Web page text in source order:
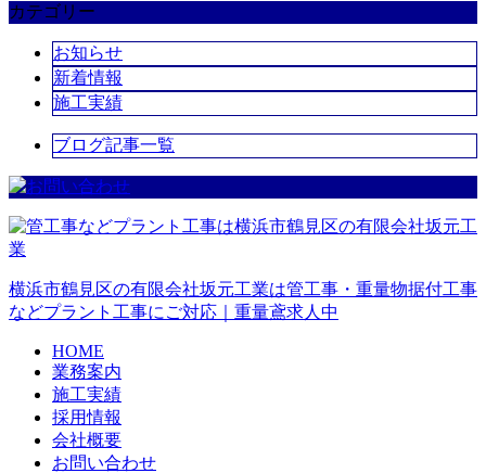
カテゴリー
お知らせ
新着情報
施工実績
ブログ記事一覧
横浜市鶴見区の有限会社坂元工業は管工事・重量物据付工事
などプラント工事にご対応｜重量鳶求人中
HOME
業務案内
施工実績
採用情報
会社概要
お問い合わせ